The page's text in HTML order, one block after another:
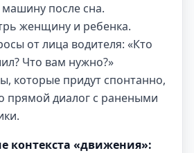
машину после сна.
женщину и ребенка.
от лица водителя: «Кто
Что вам нужно?»
которые придут спонтанно,
прямой диалог с ранеными
контекста «движения»: